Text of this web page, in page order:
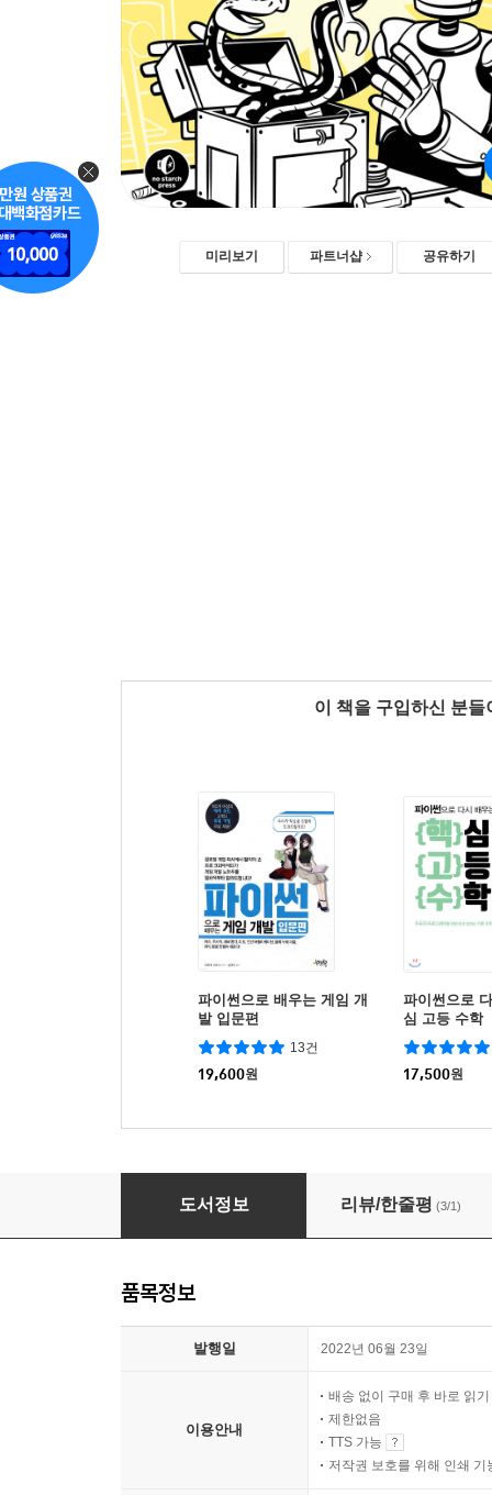
미리보기 파트너샵 공유하기
이 책을 구입하신 분
파이썬으로 배우는 게임 개
발 입문편
13건
19,600원
파이썬으로
심 고등 수학
17,500원
알 스웨이가트의 파이썬 프로젝트
도서정보 리뷰/한줄평 (3/1)
품목정보
발행일 2022년 06월 23일
이용안내
배송 없이 구매 후 바로 읽기
제한없음
TTS 가능
저작권 보호를 위해 인쇄 기